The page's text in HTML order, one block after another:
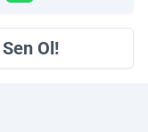
Ol!